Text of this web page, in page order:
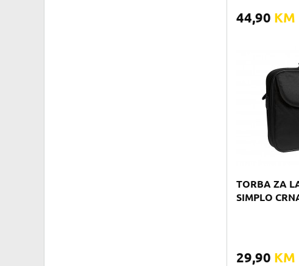
44,90 KM
TORBA ZA
SIMPLO
29,90 KM